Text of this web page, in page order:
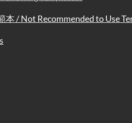
/ Not Recommended to Use